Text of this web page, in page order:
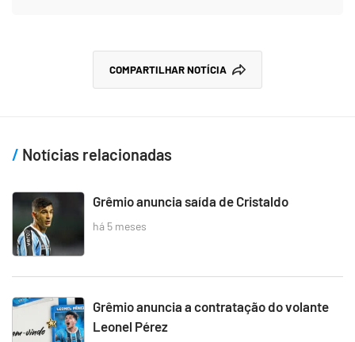
COMPARTILHAR NOTÍCIA
Notícias relacionadas
Grêmio anuncia saída de Cristaldo
há 5 meses
Grêmio anuncia a contratação do volante
Leonel Pérez